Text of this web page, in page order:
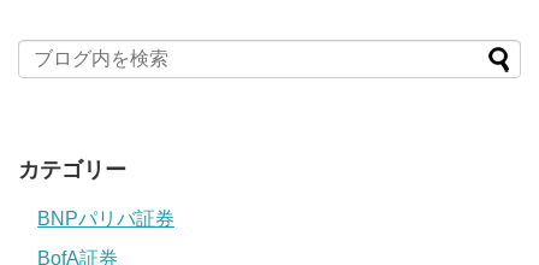
カテゴリー
BNPパリバ証券
BofA証券